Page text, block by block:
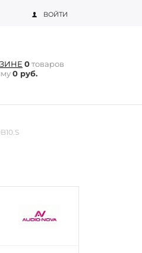
ВОЙТИ
0товаров
0 руб.